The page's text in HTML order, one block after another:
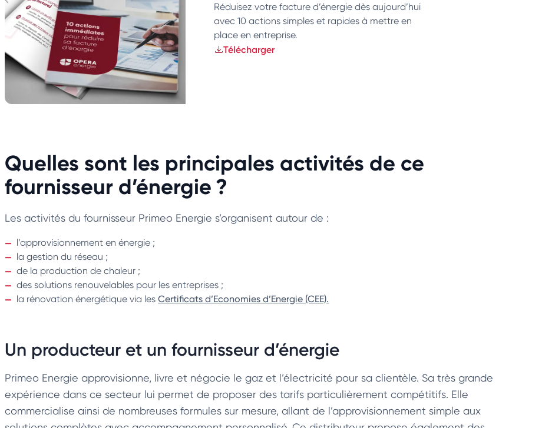
Réduisez votre facture d’énergie dès aujourd’hui
avec 10 actions simples et rapides à mettre en
place en entreprise.
Télécharger
Quelles sont les principales activités de ce
fournisseur d’énergie ?
Les activités du fournisseur Primeo Energie s’organisent autour de :
l’approvisionnement en énergie ;
la gestion du réseau ;
de la production de chaleur ;
des solutions renouvelables pour les entreprises ;
la rénovation énergétique via les Certificats d’Economies d’Energie (CEE).
Un producteur et un fournisseur d’énergie
Primeo Energie approvisionne, livre et négocie le gaz et l’électricité pour sa clientèle. Sa très grande
expérience dans ce secteur lui permet de proposer des tarifs particulièrement compétitifs. Elle
commercialise ainsi de nombreuses formules sur mesure, allant de l’approvisionnement simple aux